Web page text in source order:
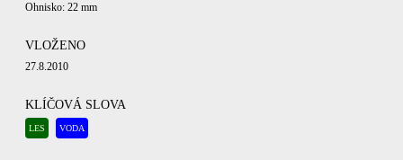
Ohnisko: 22 mm
VLOŽENO
27.8.2010
KLÍČOVÁ SLOVA
LES VODA